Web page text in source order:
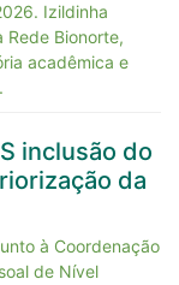
Izildinha
Bionorte,
acadêmica e
inclusão do
da
à Coordenação
de Nível